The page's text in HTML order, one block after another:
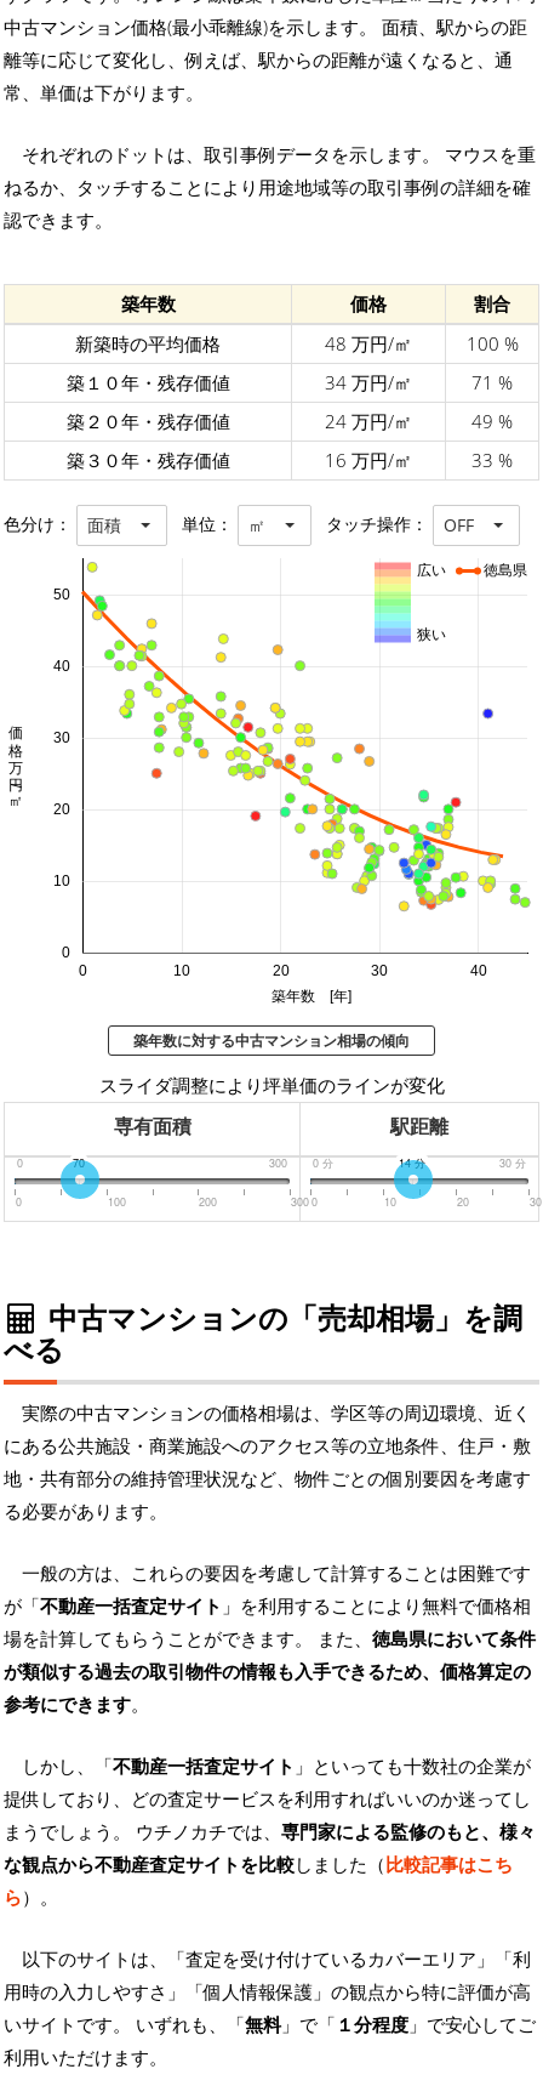
中古マンション価格(最小乖離線)を示します。 面積、駅からの距
離等に応じて変化し、例えば、駅からの距離が遠くなると、通
常、単価は下がります。
それぞれのドットは、取引事例データを示します。 マウスを重
ねるか、タッチすることにより用途地域等の取引事例の詳細を確
認できます。
築年数 価格
割合
新築時の平均価格
48 万円/㎡
100 %
築１０年・残存価値
34 万円/㎡
71 %
築２０年・残存価値
24 万円/㎡
49 %
築３０年・残存価値
16 万円/㎡ 33 %
色分け： 面積 単位： ㎡ タッチ操作： OFF
0 10 20 30 40
0
10
20
30
40
50
築年数 [年]
価格 万円/㎡
徳島県
広い
狭い
築年数に対する中古マンション相場の傾向
スライダ調整により坪単価のラインが変化
専有面積 駅距離
0 300
70
0 100 200 300
0分 30分
14分
0 10 20 30
中古マンションの「売却相場」を調
べる
実際の中古マンションの価格相場は、学区等の周辺環境、近く
にある公共施設・商業施設へのアクセス等の立地条件、住戸・敷
地・共有部分の維持管理状況など、物件ごとの個別要因を考慮す
る必要があります。
一般の方は、これらの要因を考慮して計算することは困難です
が「不動産一括査定サイト 」を利用することにより無料で価格相
場を計算してもらうことができます。 また、 徳島県において条件
が類似する過去の取引物件の情報も入手できるため、価格算定の
参考にできます。
しかし、「不動産一括査定サイト 」といっても十数社の企業が
提供しており、どの査定サービスを利用すればいいのか迷ってし
まうでしょう。 ウチノカチでは、 専門家による監修のもと、様々
な観点から不動産査定サイトを比較しました（比較記事はこち
ら）。
以下のサイトは、「査定を受け付けているカバーエリア」「利
用時の入力しやすさ」「個人情報保護」の観点から特に評価が高
いサイトです。 いずれも、「無料」で「 １分程度 」で安心してご
利用いただけます。